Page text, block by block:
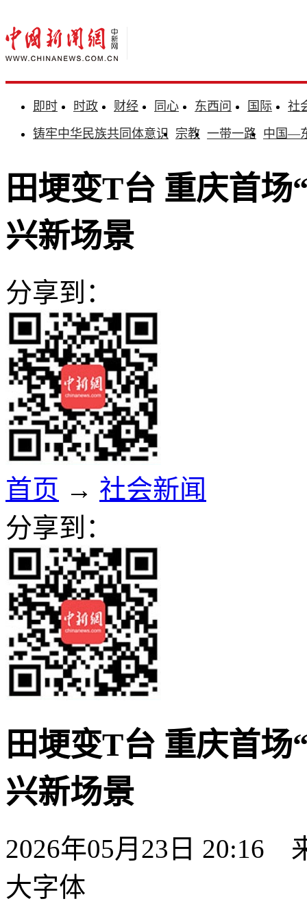
即时 时政 财经 同心 东西问 国际
社
铸牢中华民族共同体意识 宗教 一带一路 中国—
田埂变T台 重庆首
兴新场景
分享到：
首页 → 社会新闻
分享到：
田埂变T台 重庆首
兴新场景
2026年05月23日 20:16
大字体